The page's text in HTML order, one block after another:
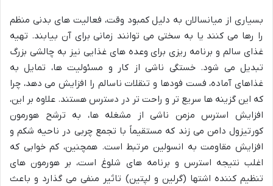
بسیاری از میانسالان به دلیل کمبود وقت، فعالیت های بدنی منظم
را رها می کنند یا به سختی می توانند زمانی برای آن بیابند. تهیه
غذای سالم و برنامه ریزی برای وعده های غذایی نیز به چالشی بزرگ
تبدیل می شود. خستگی ناشی از کار و مسئولیت ها، تمایل به
غذاهای آماده، فست فودها و تنقلات ناسالم را افزایش می دهد، چرا
که این گزینه ها سریع تر و راحت تر در دسترس هستند. علاوه بر این،
افزایش استرس مزمن ناشی از مشغله ها، به ترشح هورمون
کورتیزول دامن می زند که مستقیماً با تجمع چربی در ناحیه شکم و
افزایش مقاومت به انسولین مرتبط است. همچنین، کم خوابی که
اغلب نتیجه استرس و برنامه های شلوغ است، بر هورمون های
تنظیم کننده اشتها (گرلین و لپتین) تاثیر منفی می گذارد و باعث